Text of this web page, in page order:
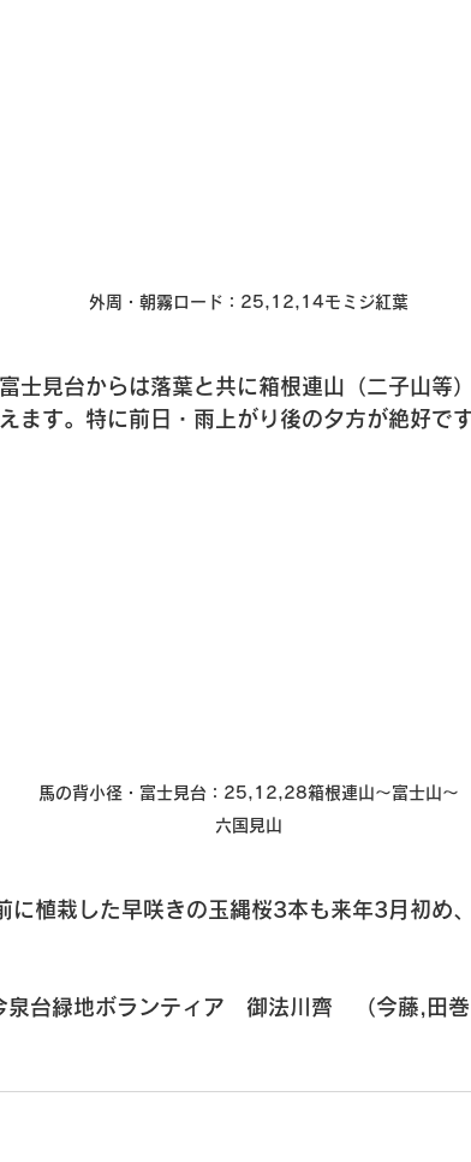
外周・朝霧ロード ：25,12,14モミジ紅葉
士見台からは落葉と共に箱根連山（二子山等
ます。特に前日・雨上がり後の夕方が絶好です
馬の背小径・富士見台 ：25,12,28箱根連山～富士山～
六国見山
に植栽した早咲きの玉縄桜3本も来年3月初め、
泉台緑地ボランティア　御法川齊　（今藤,田